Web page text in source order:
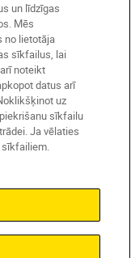
Use
un līdzīgas
Mēs
no lietotāja
sīkfailus, lai
noteikt
datus arī
uz
sīkfailu
Ja vēlaties
sīkfailiem.